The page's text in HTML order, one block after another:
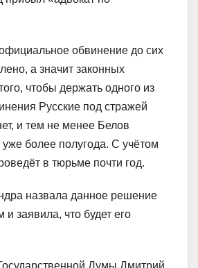
обвинение до сих
а значит законных
чтобы держать одного из
Русские под стражей
и тем не менее Белов
более полугода. С учётом
в тюрьме почти год.
назвала данное решение
заявила, что будет его
Думы Дмитрий